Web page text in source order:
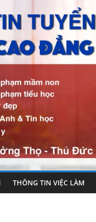
THÔNG TIN VIỆC LÀM